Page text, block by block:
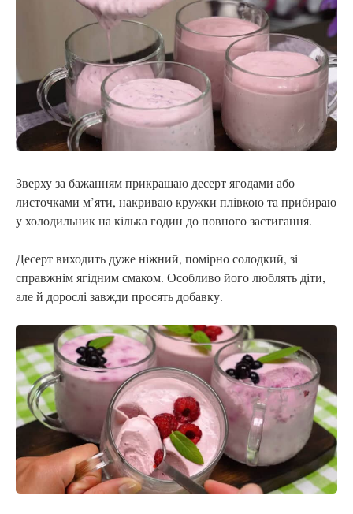
Зверху за бажанням прикрашаю десерт ягодами або
листочками м’яти, накриваю кружки плівкою та прибираю
у холодильник на кілька годин до повного застигання.
Десерт виходить дуже ніжний, помірно солодкий, зі
справжнім ягідним смаком. Особливо його люблять діти,
але й дорослі завжди просять добавку.